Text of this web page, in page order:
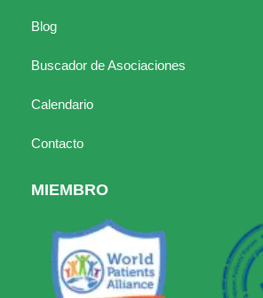
Blog
Buscador de Asociaciones
Calendario
Contacto
MIEMBRO